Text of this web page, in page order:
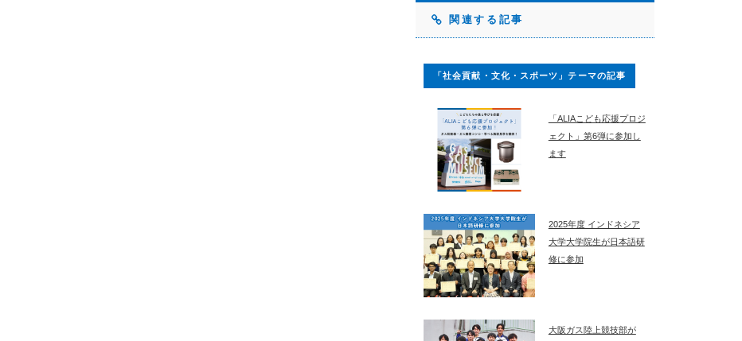
関連する記事
「社会貢献・文化・スポーツ」テーマの記事
「ALIAこども応援プロジ
ェクト」第6弾に参加し
ます
2025年度 インドネシア
大学大学院生が日本語研
修に参加
大阪ガス陸上競技部が